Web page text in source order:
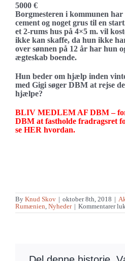
5000 €
Borgmesteren i kommunen
cement og noget grus til en
et 2-rums hus på 4×5 m. vil
ikke kan skaffe, da hun ikke
over sønnen på 12 år har hun
ægteskab boende.
Hun beder om hjælp inden
med Gigi søger DBM at rejse
hjælpe?
BLIV MEDLEM AF DBM –
DBM at fastholde fradragsret
se HER hvordan.
By Knud Skov | oktober 8th, 2018 |
Rumænien Nyheder | Kommentarer